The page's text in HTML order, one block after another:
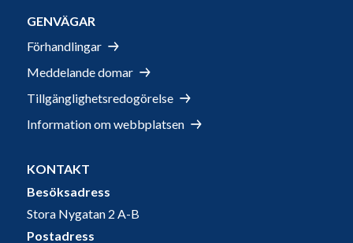
GENVÄGAR
Förhandlingar
Meddelande domar
Tillgänglighetsredogörelse
Information om webbplatsen
KONTAKT
Besöksadress
Stora Nygatan 2 A-B
Postadress